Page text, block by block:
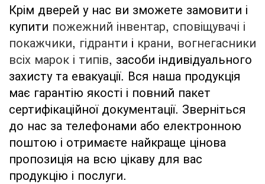
Крім дверей у нас ви зможете замовити і
купити пожежний інвентар, сповіщувачі і
покажчики, гідранти і крани, вогнегасники
всіх марок і типів, засоби індивідуального
захисту та евакуації. Вся наша продукція
має гарантію якості і повний пакет
сертифікаційної документації. Зверніться
до нас за телефонами або електронною
поштою і отримаєте найкраще цінова
пропозиція на всю цікаву для вас
продукцію і послуги.